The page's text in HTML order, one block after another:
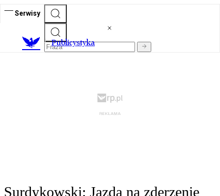
Serwisy
Publicystyka
Surdykowski: Jazda na zderzenie